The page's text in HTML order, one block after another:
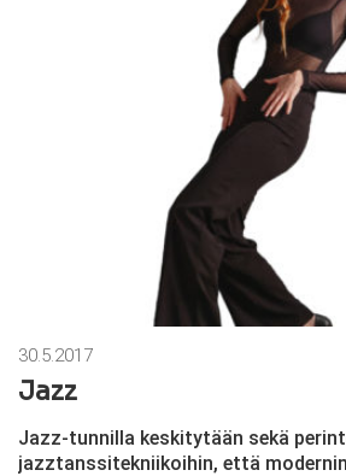
30.5.2017
Jazz
Jazz-tunnilla keskitytään sekä
jazztanssitekniikoihin, että